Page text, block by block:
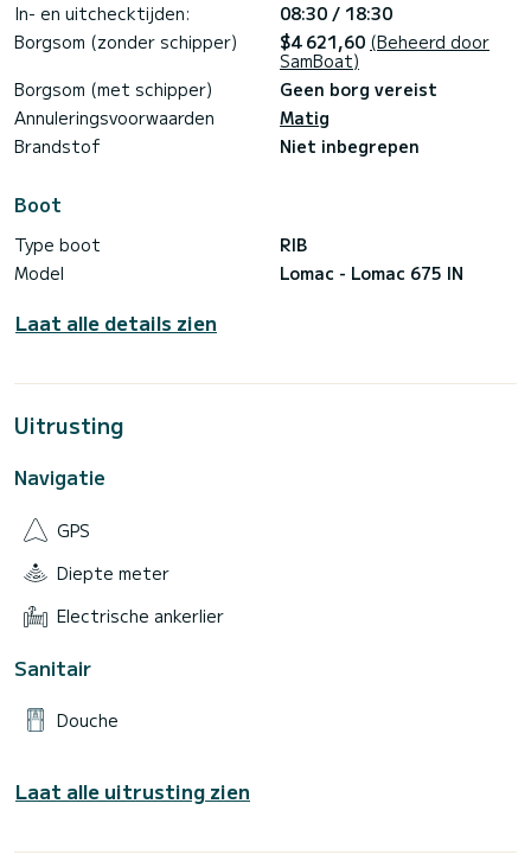
In- en uitchecktijden:
08:30 / 18:30
Borgsom (zonder schipper)
$4 621,60 (Beheerd door
SamBoat)
Borgsom (met schipper)
Geen borg vereist
Annuleringsvoorwaarden
Matig
Brandstof
Niet inbegrepen
Boot
Type boot
RIB
Model
Lomac - Lomac 675 IN
Laat alle details zien
Uitrusting
Navigatie
GPS
Diepte meter
Electrische ankerlier
Sanitair
Douche
Laat alle uitrusting zien